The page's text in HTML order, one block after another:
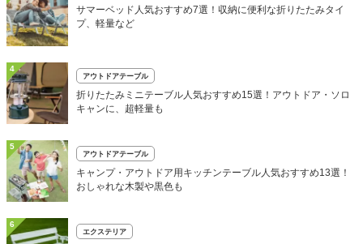
サマーベッド人気おすすめ7選！収納に便利な折りたたみタイ
プ、軽量など
4
アウトドアテーブル
折りたたみミニテーブル人気おすすめ15選！アウトドア・ソロ
キャンに、超軽量も
5
アウトドアテーブル
キャンプ・アウトドア用キッチンテーブル人気おすすめ13選！
おしゃれな木製や黒色も
6
エクステリア